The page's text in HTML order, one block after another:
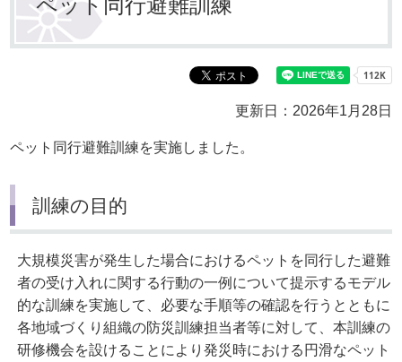
ペット同行避難訓練
更新日：2026年1月28日
ペット同行避難訓練を実施しました。
訓練の目的
大規模災害が発生した場合におけるペットを同行した避難
者の受け入れに関する行動の一例について提示するモデル
的な訓練を実施して、必要な手順等の確認を行うとともに
各地域づくり組織の防災訓練担当者等に対して、本訓練の
研修機会を設けることにより発災時における円滑なペット